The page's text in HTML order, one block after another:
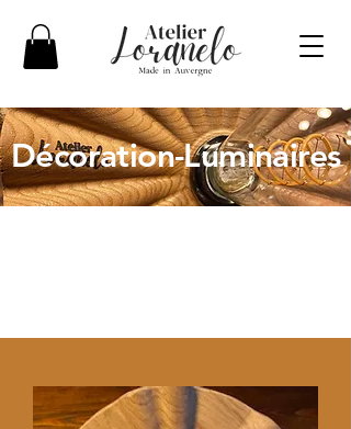
Décoration-Luminaires